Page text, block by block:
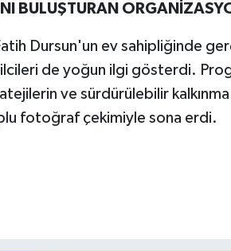
BULUŞTURAN
Dursun'un ev sahipliğinde
de yoğun ilgi gösterdi.
ve sürdürülebilir
fotoğraf çekimiyle sona erdi.